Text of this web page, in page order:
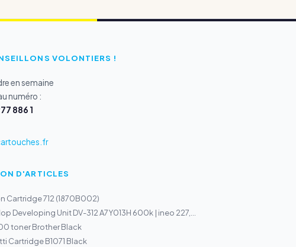
VOLONTIERS !
en semaine
numéro :
886 1
D'ARTICLES
Cartridge 712 (1870B002)
Developing Unit DV-312 A7Y013H 600k | ineo 227,...
toner Brother Black
Cartridge B1071 Black